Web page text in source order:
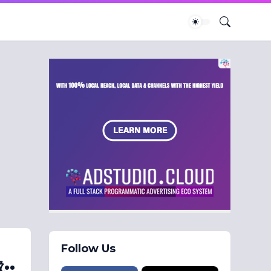
Follow Us